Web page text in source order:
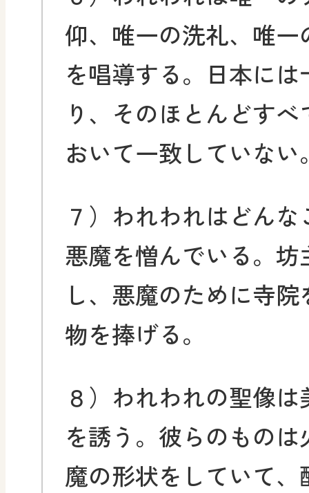
仰、唯一の洗礼、唯
を唱導する。日本に
り、そのほとんどす
おいて一致していない
７）われわれはどん
悪魔を憎んでいる。
し、悪魔のために寺
物を捧げる。
８）われわれの聖像
を誘う。彼らのもの
魔の形状をしていて